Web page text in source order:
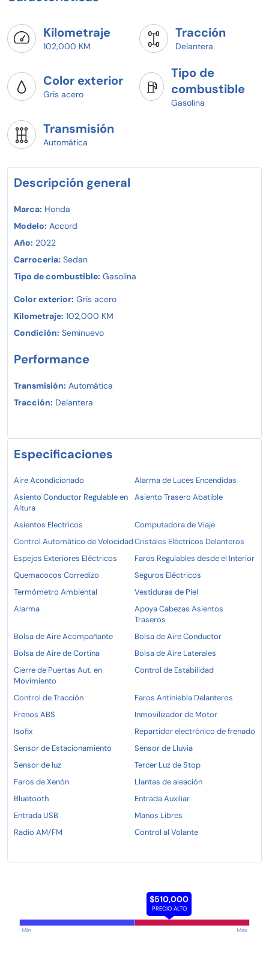
Kilometraje
102,000 KM
Tracción
Delantera
Color exterior
Gris acero
Tipo de
combustible
Gasolina
Transmisión
Automática
Descripción general
Marca: Honda
Modelo: Accord
Año: 2022
Carroceria: Sedan
Tipo de combustible: Gasolina
Color exterior: Gris acero
Kilometraje: 102,000 KM
Condición: Seminuevo
Performance
Transmisión: Automática
Tracción: Delantera
Especificaciones
Aire Acondicionado
Alarma de Luces Encendidas
Asiento Conductor Regulable en
Altura
Asiento Trasero Abatible
Asientos Electricos
Computadora de Viaje
Control Automático de VelocidadCristales Eléctricos Delanteros
Espejos Exteriores Eléctricos
Faros Regulables desde el Interior
Quemacocos Corredizo
Seguros Eléctricos
Termómetro Ambiental
Vestiduras de Piel
Alarma
Apoya Cabezas Asientos
Traseros
Bolsa de Aire Acompañante
Bolsa de Aire Conductor
Bolsa de Aire de Cortina
Bolsa de Aire Laterales
Cierre de Puertas Aut. en
Movimiento
Control de Estabilidad
Control de Tracción
Faros Antiniebla Delanteros
Frenos ABS
Inmovilizador de Motor
Isofix
Repartidor electrónico de frenado
Sensor de Estacionamiento
Sensor de Lluvia
Sensor de luz
Tercer Luz de Stop
Faros de Xenón
Llantas de aleación
Bluetooth
Entrada Auxiliar
Entrada USB
Manos Libres
Radio AM/FM
Control al Volante
$510,000
PRECIO ALTO
Min Max